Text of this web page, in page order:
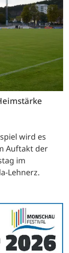
wird es
Auftakt der
im
Lehnerz.